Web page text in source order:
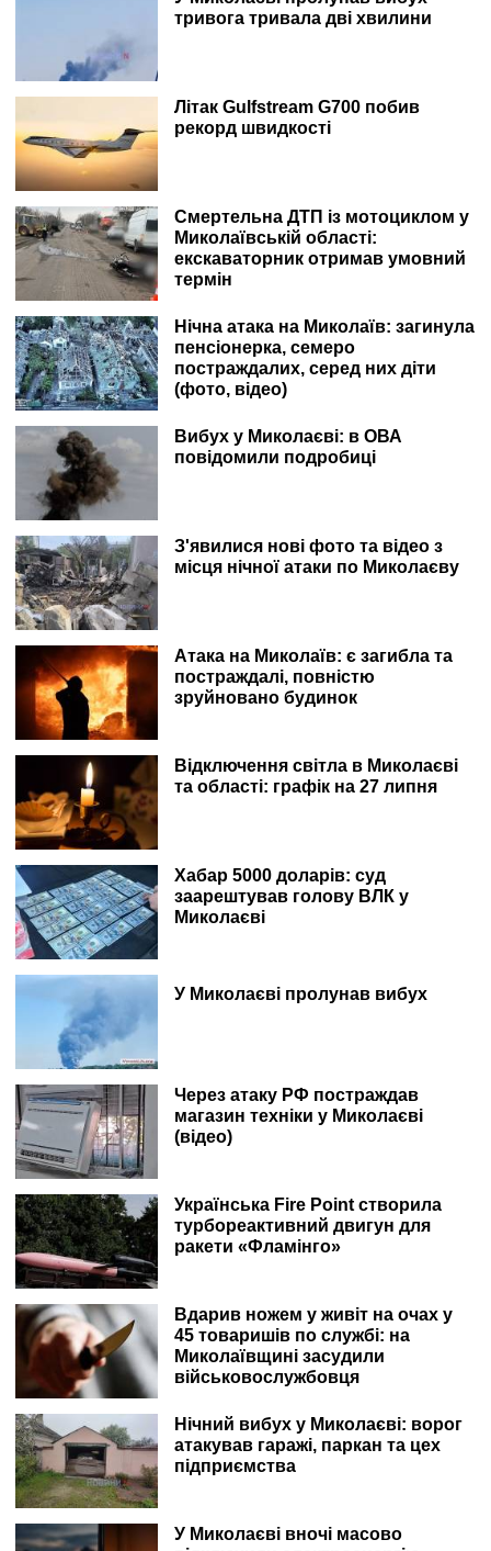
тривога тривала дві хвилини
Літак Gulfstream G700 побив
рекорд швидкості
Смертельна ДТП із мотоциклом у
Миколаївській області:
екскаваторник отримав умовний
термін
Нічна атака на Миколаїв: загинула
пенсіонерка, семеро
постраждалих, серед них діти
(фото, відео)
Вибух у Миколаєві: в ОВА
повідомили подробиці
З'явилися нові фото та відео з
місця нічної атаки по Миколаєву
Атака на Миколаїв: є загибла та
постраждалі, повністю
зруйновано будинок
Відключення світла в Миколаєві
та області: графік на 27 липня
Хабар 5000 доларів: суд
заарештував голову ВЛК у
Миколаєві
У Миколаєві пролунав вибух
Через атаку РФ постраждав
магазин техніки у Миколаєві
(відео)
Українська Fire Point створила
турбореактивний двигун для
ракети «Фламінго»
Вдарив ножем у живіт на очах у
45 товаришів по службі: на
Миколаївщині засудили
військовослужбовця
Нічний вибух у Миколаєві: ворог
атакував гаражі, паркан та цех
підприємства
У Миколаєві вночі масово